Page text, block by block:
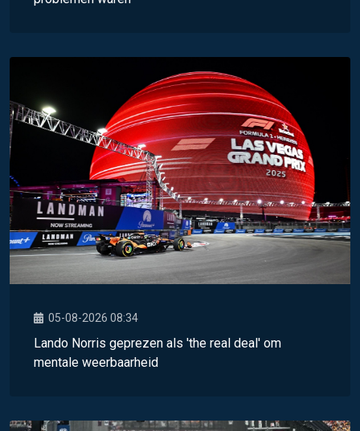
05-08-2026 08:34
Lando Norris geprezen als 'the real deal' om
mentale weerbaarheid